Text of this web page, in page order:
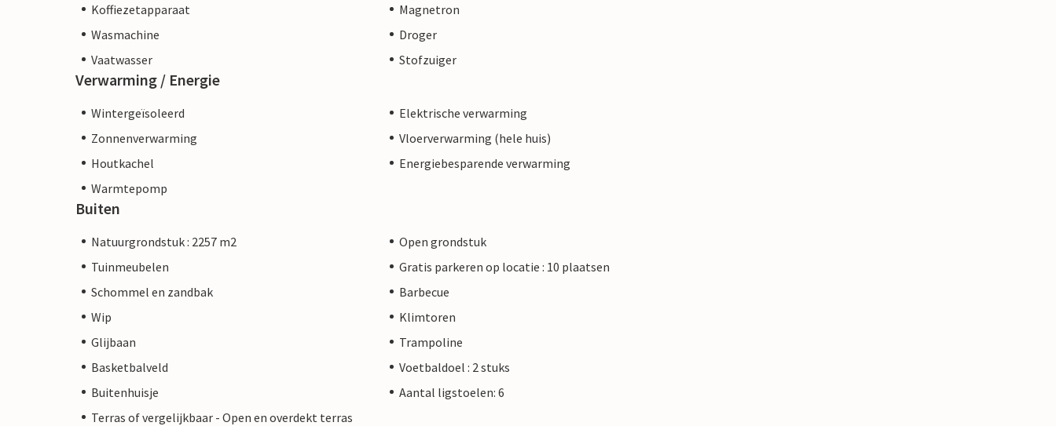
Koffiezetapparaat
Magnetron
Wasmachine
Droger
Vaatwasser
Stofzuiger
Verwarming / Energie
Wintergeïsoleerd
Elektrische verwarming
Zonnenverwarming
Vloerverwarming (hele huis)
Houtkachel
Energiebesparende verwarming
Warmtepomp
Buiten
Natuurgrondstuk : 2257 m2
Open grondstuk
Tuinmeubelen
Gratis parkeren op locatie : 10 plaatsen
Schommel en zandbak
Barbecue
Wip
Klimtoren
Glijbaan
Trampoline
Basketbalveld
Voetbaldoel : 2 stuks
Buitenhuisje
Aantal ligstoelen: 6
Terras of vergelijkbaar - Open en overdekt terras